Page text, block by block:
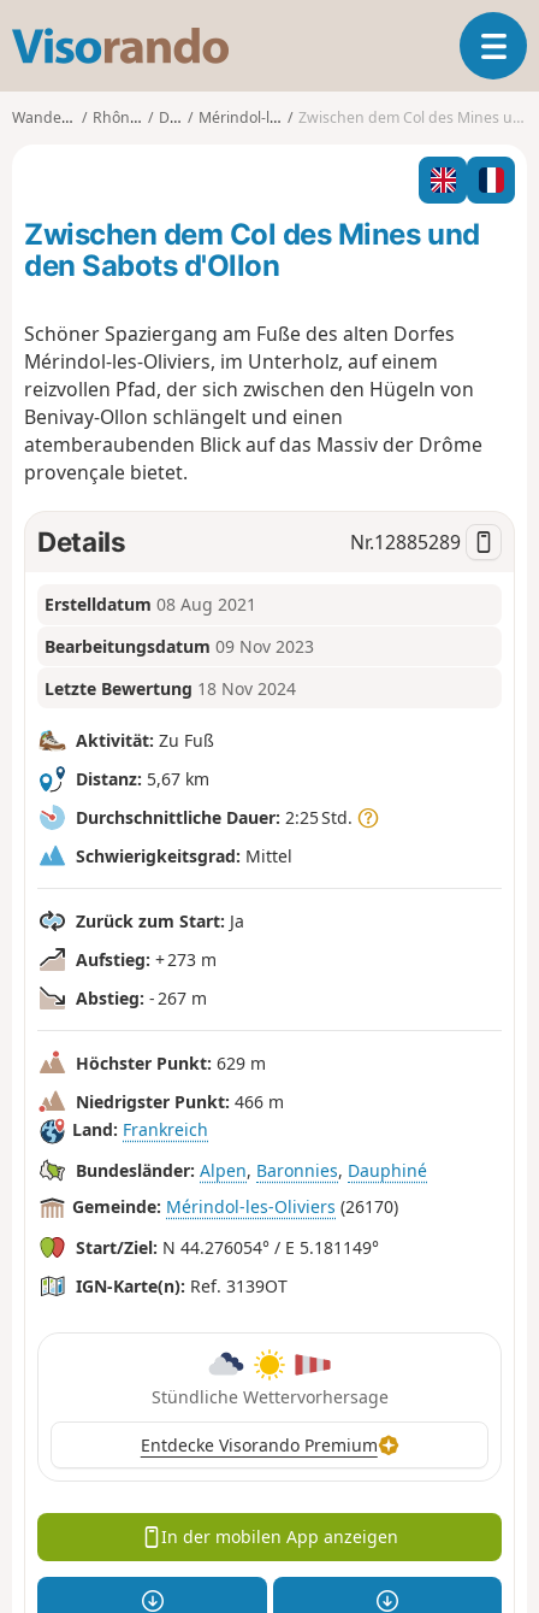
s
o
o
T
o
l
n
Wanderungen Rhône-Alpes Drôme Mérindol-les-Oliviers Zwischen dem Col des Mines und den Sabots d'Ollon
Zwischen dem Col des Mines und
den Sabots d'Ollon
Schöner Spaziergang am Fuße des alten Dorfes
Mérindol-les-Oliviers, im Unterholz, auf einem
reizvollen Pfad, der sich zwischen den Hügeln von
Benivay-Ollon schlängelt und einen
atemberaubenden Blick auf das Massiv der Drôme
provençale bietet.
Details Nr.12885289
Erstelldatum 08 Aug 2021
Bearbeitungsdatum 09 Nov 2023
Letzte Bewertung 18 Nov 2024
Aktivität: Zu Fuß
Distanz: 5,67 km
Durchschnittliche Dauer: 2:25 Std.
Schwierigkeitsgrad: Mittel
Zurück zum Start: Ja
Aufstieg: + 273 m
Abstieg: - 267 m
Höchster Punkt: 629 m
Niedrigster Punkt: 466 m
Land: Frankreich
Bundesländer: Alpen, Baronnies, Dauphiné
Gemeinde: Mérindol-les-Oliviers (26170)
Start/Ziel: N 44.276054° / E 5.181149°
IGN-Karte(n): Ref. 3139OT
Stündliche Wettervorhersage
Entdecke Visorando Premium
In der mobilen App anzeigen